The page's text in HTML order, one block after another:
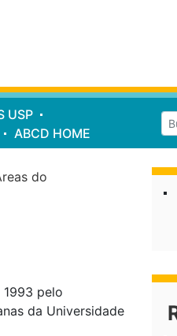
USP
ABCD HOME
do
pelo
da Universidade